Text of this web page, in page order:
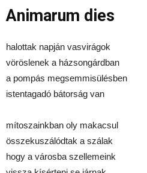
Animarum dies
halottak napján vasvirágok
vöröslenek a házsongárdban
a pompás megsemmisülésben
istentagadó bátorság van
mítoszainkban oly makacsul
összekuszálódtak a szálak
hogy a városba szellemeink